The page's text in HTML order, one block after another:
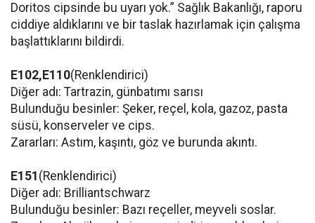
Doritos cipsinde bu uyarı yok.” Sağlık Bakanlığı, raporu
ciddiye aldıklarını ve bir taslak hazırlamak için çalışma
başlattıklarını bildirdi.
E102,E110(Renklendirici)
Diğer adı: Tartrazin, günbatımı sarısı
Bulunduğu besinler: Şeker, reçel, kola, gazoz, pasta
süsü, konserveler ve cips.
Zararları: Astım, kaşıntı, göz ve burunda akıntı.
E151 (Renklendirici)
Diğer adı: Brilliantschwarz
Bulunduğu besinler: Bazı reçeller, meyveli soslar.